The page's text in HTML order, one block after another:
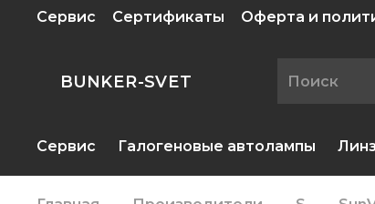
Сервис Сертификаты Оферта и
BUNKER-SVET
Сервис Галогеновые автолампы